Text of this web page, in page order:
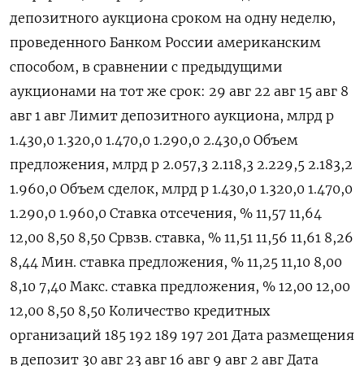
депозитного аукциона сроком на одну неделю,
проведенного Банком России американским
способом, в сравнении с предыдущими
аукционами на тот же срок: 29 авг 22 авг 15 авг 8
авг 1 авг Лимит депозитного аукциона, млрд р
1.430,0 1.320,0 1.470,0 1.290,0 2.430,0 Объем
предложения, млрд р 2.057,3 2.118,3 2.229,5 2.183,2
1.960,0 Объем сделок, млрд р 1.430,0 1.320,0 1.470,0
1.290,0 1.960,0 Ставка отсечения, % 11,57 11,64
12,00 8,50 8,50 Срвзв. ставка, % 11,51 11,56 11,61 8,26
8,44 Мин. ставка предложения, % 11,25 11,10 8,00
8,10 7,40 Макс. ставка предложения, % 12,00 12,00
12,00 8,50 8,50 Количество кредитных
организаций 185 192 189 197 201 Дата размещения
в депозит 30 авг 23 авг 16 авг 9 авг 2 авг Дата